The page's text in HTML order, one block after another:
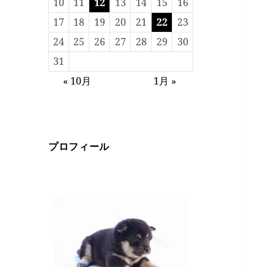
17
18 19 20 21 22
23
24
25 26 27 28 29
30
31
« 10月
1月 »
プロフィール